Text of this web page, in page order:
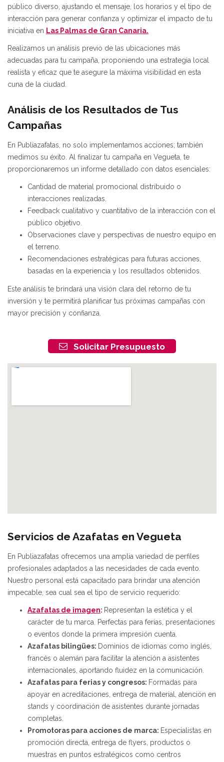
público diverso, ajustando el mensaje, los horarios y el tipo de
interacción para generar confianza y optimizar el impacto de tu
iniciativa en Las Palmas de Gran Canaria.
Realizamos un análisis previo de las ubicaciones más
adecuadas para tu campaña, proponiendo una estrategia local
realista y eficaz que te asegure la máxima visibilidad en esta
cuna de la ciudad.
Análisis de los Resultados de Tus
Campañas
En Publiazafatas, no solo implementamos acciones; también
medimos su éxito. Al finalizar tu campaña en Vegueta, te
proporcionaremos un informe detallado con datos esenciales:
Cantidad de material promocional distribuido o
interacciones realizadas.
Feedback cualitativo y cuantitativo de la interacción con el
público objetivo.
Observaciones clave y perspectivas de nuestro equipo en
el terreno.
Recomendaciones estratégicas para futuras acciones,
basadas en la experiencia y los resultados obtenidos.
Este análisis te brindará una visión clara del retorno de tu
inversión y te permitirá planificar tus próximas campañas con
mayor precisión y confianza.
Solicitar Presupuesto
Servicios de Azafatas en Vegueta
En Publiazafatas ofrecemos una amplia variedad de perfiles
profesionales adaptados a las necesidades de cada evento.
Nuestro personal está capacitado para brindar una atención
impecable, sea cual sea el tipo de servicio requerido:
Azafatas de imagen: Representan la estética y el
carácter de tu marca. Perfectas para ferias, presentaciones
o eventos donde la primera impresión cuenta.
Azafatas bilingües: Dominios de idiomas como inglés,
francés o alemán para facilitar la atención a asistentes
internacionales, aportando fluidez en la comunicación.
Azafatas para ferias y congresos: Formadas para
apoyar en acreditaciones, entrega de material, atención en
stands y coordinación de asistentes durante jornadas
completas.
Promotoras para acciones de marca: Especialistas en
promoción directa, entrega de flyers, productos o
muestras en puntos estratégicos como centros